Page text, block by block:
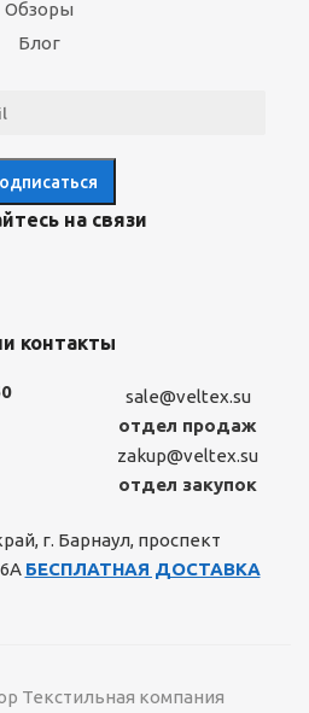
Обзоры
Блог
на связи
контакты
sale@veltex.su
отдел продаж
zakup@veltex.su
отдел закупок
г. Барнаул, проспект
БЕСПЛАТНАЯ ДОСТАВКА
Текстильная компания